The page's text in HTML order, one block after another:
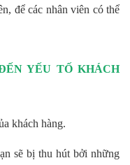
để các nhân viên có thể
YẾU TỐ KHÁCH
khách hàng.
sẽ bị thu hút bởi những